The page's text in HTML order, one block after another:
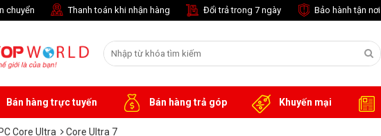
chuyển Thanh toán khi nhận hàng Đổi trả trong 7 ngày Bảo hành tận nơi
Bán hàng trực tuyến Bán hàng trả góp Khuyến mại
PC Core Ultra Core Ultra 7